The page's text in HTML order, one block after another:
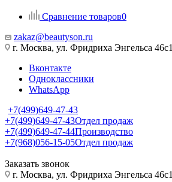
Сравнение товаров0
zakaz@beautyson.ru
г. Москва, ул. Фридриха Энгельса 46с1
Вконтакте
Одноклассники
WhatsApp
+7(499)649-47-43
+7(499)649-47-43Отдел продаж
+7(499)649-47-44Производство
+7(968)056-15-05Отдел продаж
Заказать звонок
г. Москва, ул. Фридриха Энгельса 46с1